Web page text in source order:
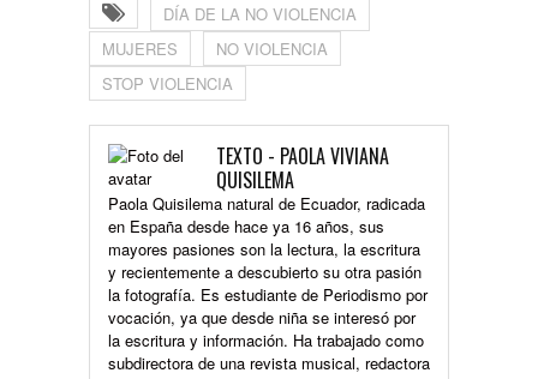
DÍA DE LA NO VIOLENCIA
MUJERES
NO VIOLENCIA
STOP VIOLENCIA
TEXTO - PAOLA VIVIANA
QUISILEMA
Paola Quisilema natural de Ecuador, radicada
en España desde hace ya 16 años, sus
mayores pasiones son la lectura, la escritura
y recientemente a descubierto su otra pasión
la fotografía. Es estudiante de Periodismo por
vocación, ya que desde niña se interesó por
la escritura y información. Ha trabajado como
subdirectora de una revista musical, redactora